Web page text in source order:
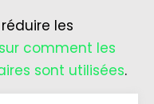
les
comment les
sont utilisées.